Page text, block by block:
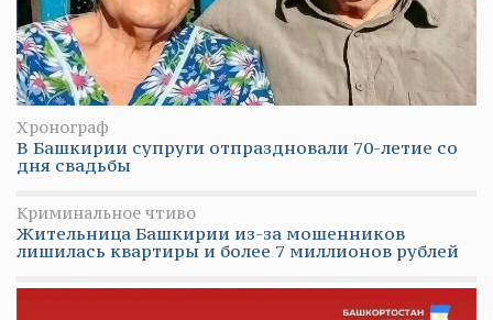
Хронограф
В Башкирии супруги отпраздновали 70-летие со
дня свадьбы
Криминальное чтиво
Жительница Башкирии из-за мошенников
лишилась квартиры и более 7 миллионов рублей